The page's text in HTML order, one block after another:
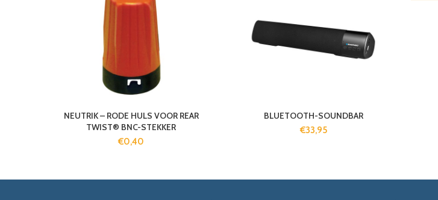
NEUTRIK – RODE HULS VOOR REAR
TWIST® BNC-STEKKER
€0,40
BLUETOOTH-SOUNDBAR
€33,95